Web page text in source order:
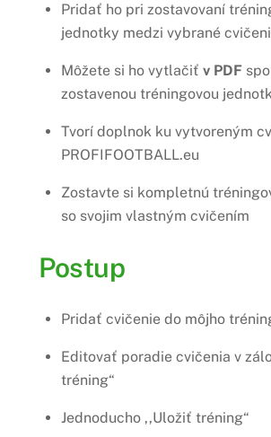
Pridať ho pri zostavovaní
jednotky medzi vybrané
Môžete si ho vytlačiťv PDF
zostavenou tréningovou
Tvorí doplnok ku vytvoreným
PROFIFOOTBALL.eu
Zostavte si kompletnú
so svojim vlastným cvičením
Postup
Pridať cvičenie do môjho
Editovať poradie cvičenia v
tréning“
Jednoducho ,,Uložiť tréning“